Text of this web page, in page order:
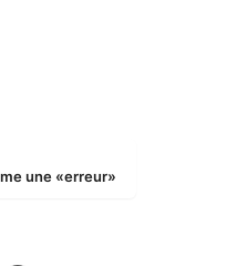
une «erreur»